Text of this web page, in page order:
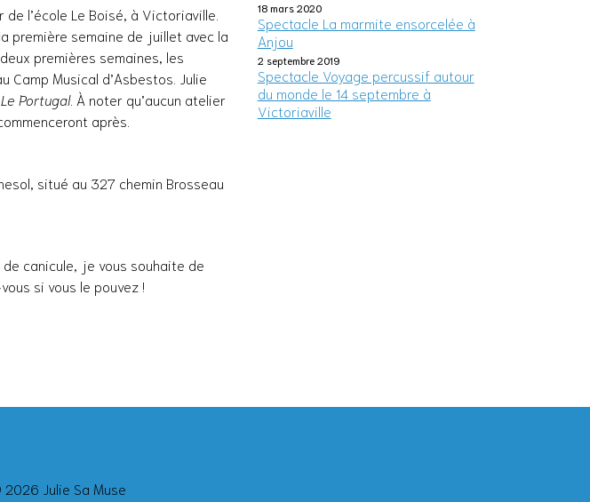
l’école Le Boisé, à Victoriaville.
première semaine de juillet avec la
premières semaines, les
Musical d’Asbestos. Julie
Le Portugal. À noter qu’aucun atelier
après.
situé au 327 chemin Brosseau
canicule, je vous souhaite de
si vous le pouvez !
18 mars 2020
Spectacle La marmite ensorcelée à
Anjou
2 septembre 2019
Spectacle Voyage percussif autour
du monde le 14 septembre à
Victoriaville
Julie Sa Muse